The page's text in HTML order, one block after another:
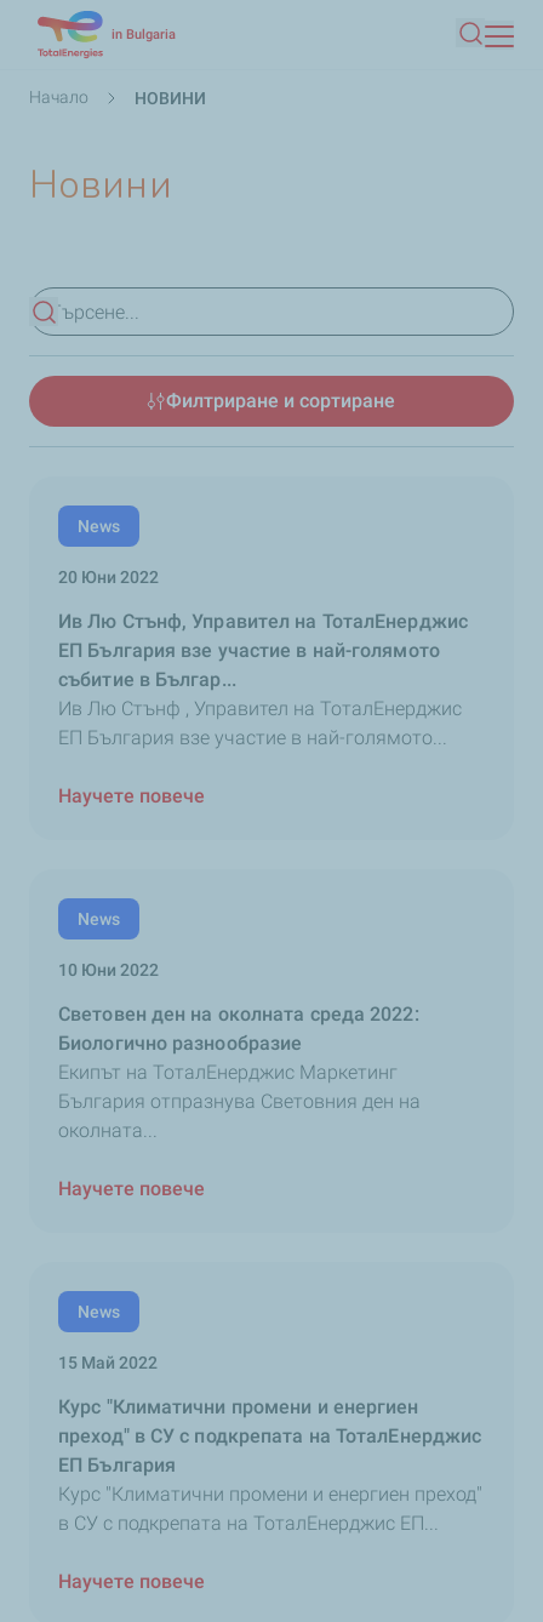
in Bulgaria
Търсене
Breadcrumb
Начало НОВИНИ
Новини
Преглед на резултатите
Филтриране и сортиране
News
20 Юни 2022
Ив Лю Стънф, Управител на ТоталЕнерджис
ЕП България взе участие в най-голямото
събитие в Българ...
Ив Лю Стънф , Управител на ТоталЕнерджис
ЕП България взе участие в най-голямото...
Научете повече
News
10 Юни 2022
Световен ден на околната среда 2022:
Биологично разнообразие
Екипът на ТоталЕнерджис Маркетинг
България отпразнува Световния ден на
околната...
Научете повече
News
15 Май 2022
Курс "Климатични промени и енергиен
преход" в СУ с подкрепата на ТоталЕнерджис
ЕП България
Курс "Климатични промени и енергиен преход"
в СУ с подкрепата на ТоталЕнерджис ЕП...
Научете повече